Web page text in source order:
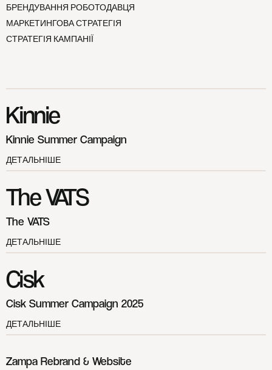
БРЕНДУВАННЯ РОБОТОДАВЦЯ
МАРКЕТИНГОВА СТРАТЕГІЯ
СТРАТЕГІЯ КАМПАНІЇ
Kinnie
Kinnie Summer Campaign
ДЕТАЛЬНІШЕ
The VATS
The VATS
ДЕТАЛЬНІШЕ
Cisk
Cisk Summer Campaign 2025
ДЕТАЛЬНІШЕ
Zampa Rebrand & Website